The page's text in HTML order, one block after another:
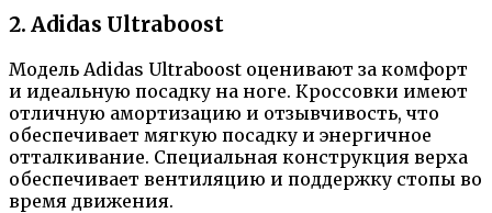
2. Adidas Ultraboost
Модель Adidas Ultraboost оценивают за комфорт
и идеальную посадку на ноге. Кроссовки имеют
отличную амортизацию и отзывчивость, что
обеспечивает мягкую посадку и энергичное
отталкивание. Специальная конструкция верха
обеспечивает вентиляцию и поддержку стопы во
время движения.